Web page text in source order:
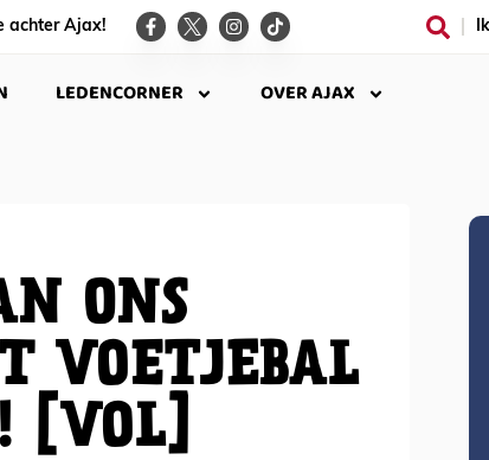
achter Ajax!
LEDENCORNER OVER AJAX
ONS
VOETJEBAL
[VOL]